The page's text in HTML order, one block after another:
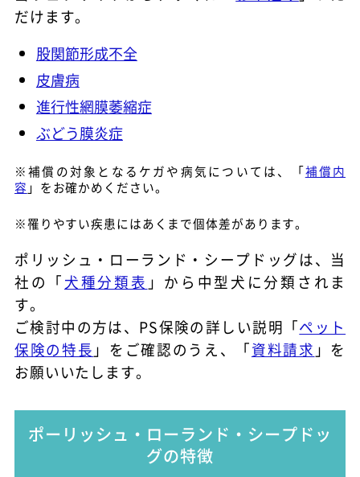
だけます。
股関節形成不全
皮膚病
進行性網膜萎縮症
ぶどう膜炎症
※補償の対象となるケガや病気については、「補償内
容 」をお確かめください。
※罹りやすい疾患にはあくまで個体差があります。
ポリッシュ・ローランド・シープドッグは、当
社の「 犬種分類表 」から中型犬に分類されま
す。
ご検討中の方は、PS保険の詳しい説明「ペット
保険の特長 」をご確認のうえ、「資料請求 」を
お願いいたします。
ポーリッシュ・ローランド・シープドッ
グの特徴